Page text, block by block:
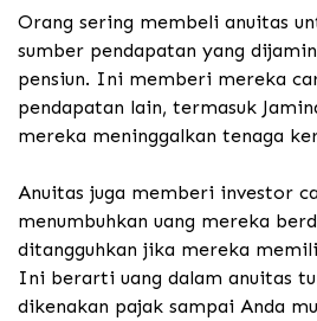
Orang sering membeli anuitas
sumber pendapatan yang
pensiun. Ini memberi mereka
pendapatan lain, termasuk
mereka meninggalkan tenaga
Anuitas juga memberi investor
menumbuhkan uang mereka
ditangguhkan jika mereka
Ini berarti uang dalam anuitas
dikenakan pajak sampai Anda